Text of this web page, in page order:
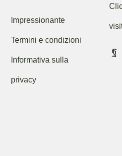
Impressionante
Termini e condizioni
Informativa sulla
privacy